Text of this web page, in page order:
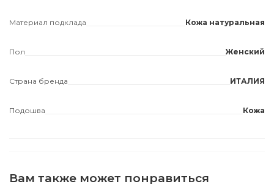
Материал подклада Кожа натуральная
Пол Женский
Страна бренда ИТАЛИЯ
Подошва Кожа
Вам также может понравиться